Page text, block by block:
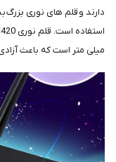
دارند و قلم های نوری بزرگ
میلی متر است که باعث